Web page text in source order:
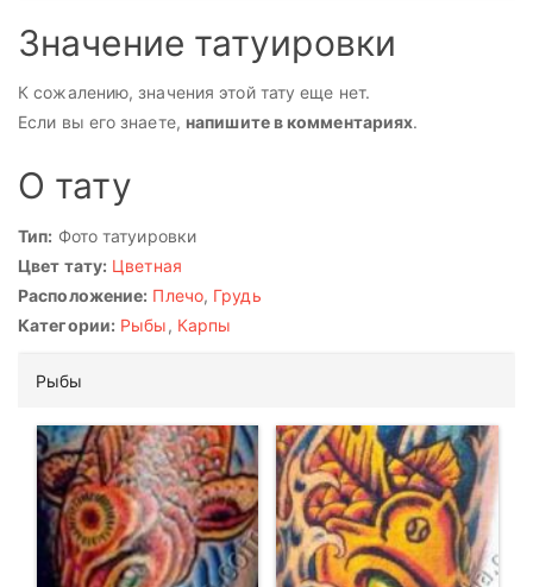
Значение татуировки
К сожалению, значения этой тату еще нет.
Если вы его знаете, напишите в комментариях.
О тату
Тип: Фото татуировки
Цвет тату: Цветная
Расположение: Плечо, Грудь
Категории: Рыбы, Карпы
Рыбы